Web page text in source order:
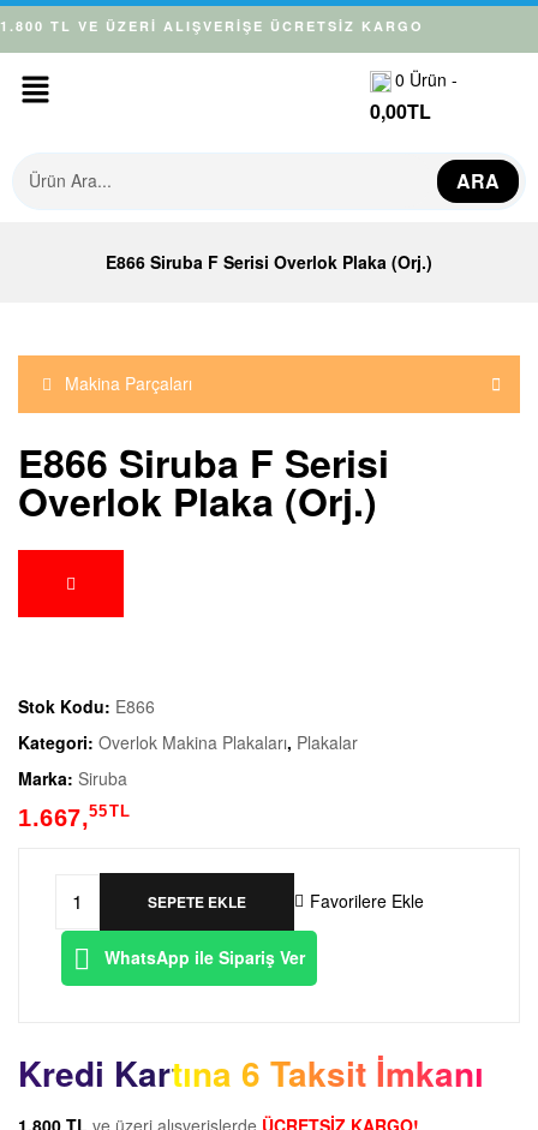
1.800 TL VE ÜZERİ ALIŞVERİŞE ÜCRETSİZ KARGO
0 Ürün -
0,00TL
ARA
E866 Siruba F Serisi Overlok Plaka (Orj.)
Makina Parçaları
E866 Siruba F Serisi
Overlok Plaka (Orj.)
Stok Kodu: E866
Kategori: Overlok Makina Plakaları, Plakalar
Marka: Siruba
1.667,55TL
SEPETE EKLE Favorilere Ekle
WhatsApp ile Sipariş Ver
Kredi Kartına 6 Taksit İmkanı